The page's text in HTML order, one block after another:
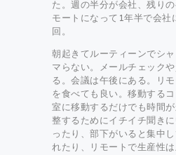
た。週の半分が会社、残り
モートになって1年半で会社
回。
朝起きてルーティーンでシ
マらない。メールチェック
る。会議は午後にある。リ
を食べても良い。移動する
室に移動するだけでも時間
整するためにイチイチ聞き
ったり、部下がいると集中
れたり、リモートで生産性